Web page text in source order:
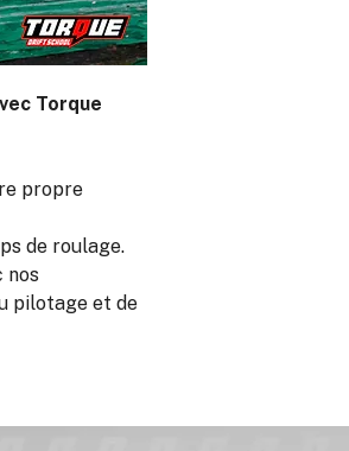
Torque
propre
de roulage.
nos
pilotage et de